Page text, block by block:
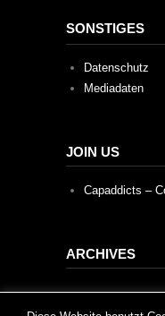
SONSTIGES
Datenschutz
Mediadaten
JOIN US
Capaddicts –
ARCHIVES
Archives